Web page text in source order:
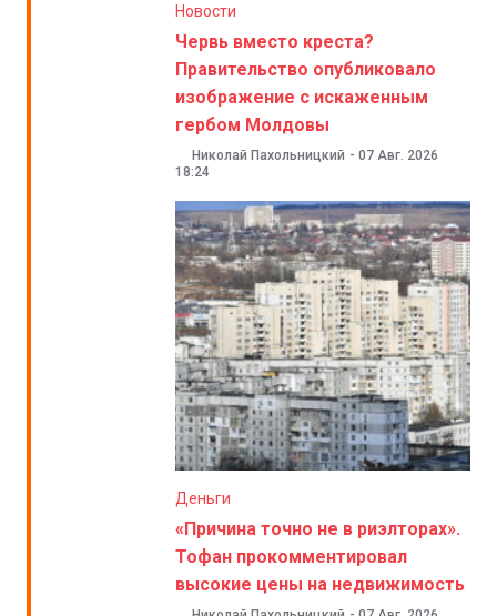
Новости
Червь вместо креста?
Правительство опубликовало
изображение с искаженным
гербом Молдовы
Николай Пахольницкий - 07 Авг. 2026
18:24
Деньги
«Причина точно не в риэлторах».
Тофан прокомментировал
высокие цены на недвижимость